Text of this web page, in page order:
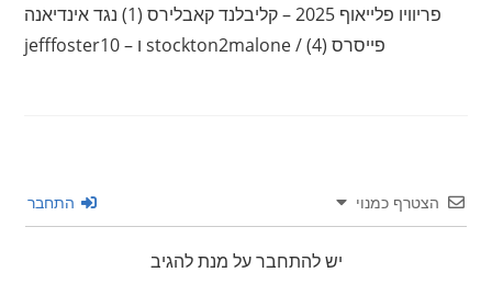
פריוויו פלייאוף 2025 – קליבלנד קאבלירס (1) נגד אינדיאנה
פייסרס (4) / stockton2malone ו – jefffoster10
הצטרף כמנוי התחבר
יש להתחבר על מנת להגיב